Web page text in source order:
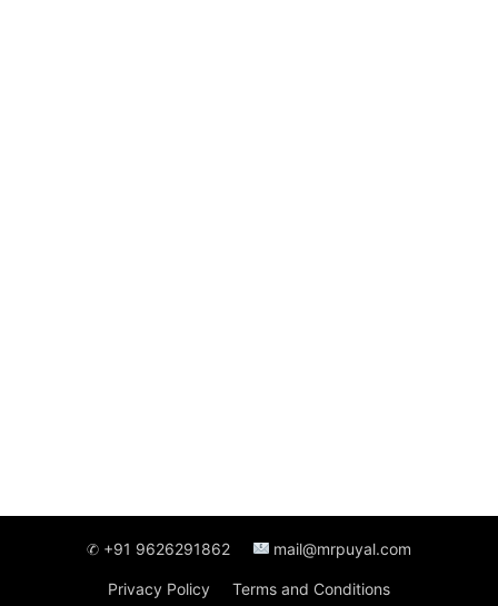
✆ +91 9626291862 mail@mrpuyal.com
Privacy Policy Terms and Conditions